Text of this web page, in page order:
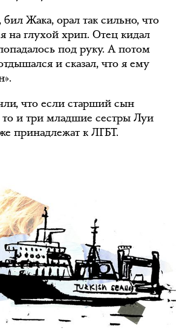
Жака, орал так сильно, что
на глухой хрип. Отец кидал
под руку. А потом
и сказал, что я ему
что если старший сын
то и три младшие сестры Луи
принадлежат к ЛГБТ.